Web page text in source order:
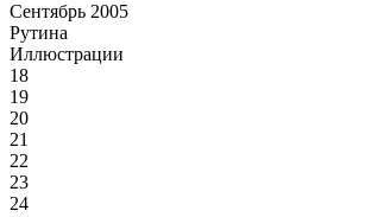
Сентябрь 2005
Рутина
Иллюстрации
18
19
20
21
22
23
24